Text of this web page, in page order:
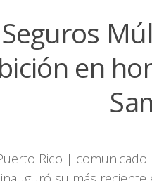
Seguros
en
Rico |